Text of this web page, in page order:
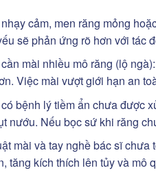
cảm, men răng mỏng
sẽ phản ứng rõ hơn với tác
mài nhiều mô răng (lộ
Việc mài vượt giới hạn an
bệnh lý tiềm ẩn chưa được
nướu. Nếu bọc sứ khi răng
mài và tay nghề bác sĩ
tăng kích thích lên tủy và mô